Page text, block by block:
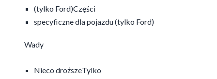
(tylko Ford)Części
specyficzne dla pojazdu (tylko Ford)
Wady
Nieco droższeTylko